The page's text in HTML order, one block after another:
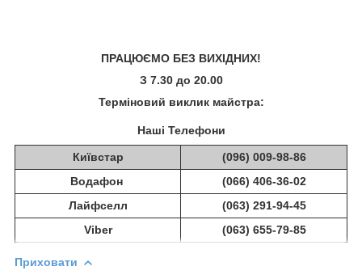
ПРАЦЮЄМО БЕЗ ВИХІДНИХ!
З 7.30 до 20.00
Терміновий виклик майстра:
Наші Телефони
Київстар
(096) 009-98-86
Водафон
(066) 406-36-02
Лайфселл
(063) 291-94-45
Viber
(063) 655-79-85
Приховати